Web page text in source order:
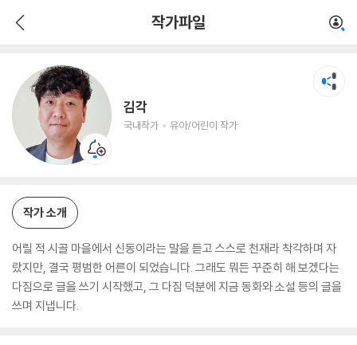
작가파일
김각
국내작가 유아/어린이 작가
유아/어린이 작가
작가 소개
어릴 적 시골 마을에서 신동이라는 말을 듣고 스스로 천재라 착각하며 자
랐지만, 결국 평범한 어른이 되었습니다. 그래도 뭐든 꾸준히 해 보겠다는
다짐으로 글을 쓰기 시작했고, 그 다짐 덕분에 지금 동화와 소설 등의 글을
쓰며 지냅니다.